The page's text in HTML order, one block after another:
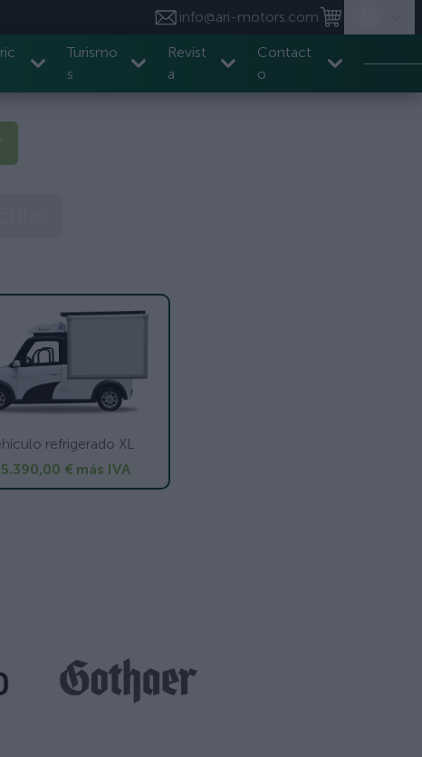
info@ari-motors.com
Turismo
s
Revist
a
Contact
o
refrigerado XL
€ más IVA